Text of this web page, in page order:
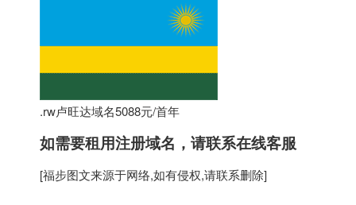
.rw卢旺达域名5088元/首年
如需要租用注册域名 ，请联系在线客服
[福步图文来源于网络,如有侵权,请联系删除]